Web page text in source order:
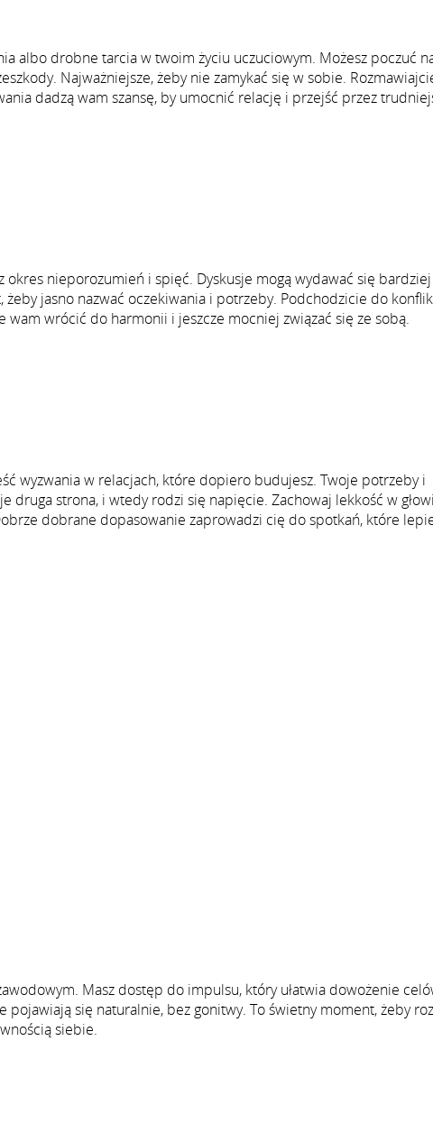
albo drobne tarcia w twoim życiu uczuciowym. Możesz poczuć
Najważniejsze, żeby nie zamykać się w sobie.
dadzą wam szansę, by umocnić relację i przejść przez
okres nieporozumień i spięć. Dyskusje mogą wydawać się bardziej
jasno nazwać oczekiwania i potrzeby. Podchodzicie do
wrócić do harmonii i jeszcze mocniej związać się ze sobą.
wyzwania w relacjach, które dopiero budujesz. Twoje potrzeby i
druga strona, i wtedy rodzi się napięcie. Zachowaj lekkość w
dobrane dopasowanie zaprowadzi cię do spotkań, które
Masz dostęp do impulsu, który ułatwia dowożenie
pojawiają się naturalnie, bez gonitwy. To świetny moment, żeby
siebie.